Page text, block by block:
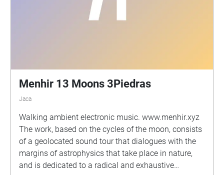
Menhir 13 Moons 3Piedras
Jaca
Walking ambient electronic music. www.menhir.xyz
The work, based on the cycles of the moon, consists
of a geolocated sound tour that dialogues with the
margins of astrophysics that take place in nature,
and is dedicated to a radical and exhaustive